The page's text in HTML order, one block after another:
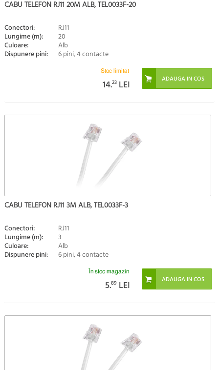
CABU TELEFON RJ11 20M ALB, TEL0033F-20
Conectori: RJ11
Lungime (m): 20
Culoare: Alb
Dispunere pini: 6 pini, 4 contacte
Stoc limitat
14.23 LEI
CABU TELEFON RJ11 3M ALB, TEL0033F-3
Conectori: RJ11
Lungime (m): 3
Culoare: Alb
Dispunere pini: 6 pini, 4 contacte
În stoc magazin
5.89 LEI